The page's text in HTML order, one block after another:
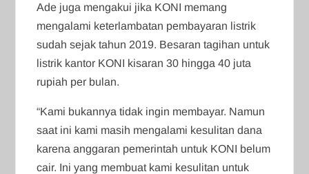
Ade juga mengakui jika KONI memang
mengalami keterlambatan pembayaran listrik
sudah sejak tahun 2019. Besaran tagihan untuk
listrik kantor KONI kisaran 30 hingga 40 juta
rupiah per bulan.
“Kami bukannya tidak ingin membayar. Namun
saat ini kami masih mengalami kesulitan dana
karena anggaran pemerintah untuk KONI belum
cair. Ini yang membuat kami kesulitan untuk